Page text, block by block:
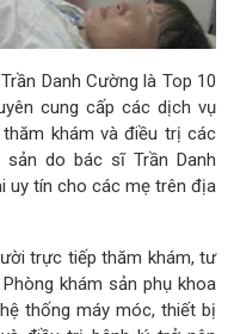
Danh Cường là Top 10
cung cấp các dịch vụ
khám và điều trị các
sản do bác sĩ Trần Danh
uy tín cho các mẹ trên địa
trực tiếp thăm khám, tư
khám sản phụ khoa
thống máy móc, thiết bị